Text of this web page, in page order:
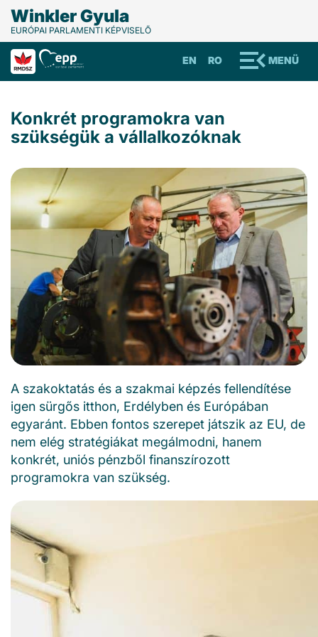
Winkler Gyula
EURÓPAI PARLAMENTI KÉPVISELŐ
MENÜ
RO
EN
Konkrét programokra van
szükségük a vállalkozóknak
A szakoktatás és a szakmai képzés fellendítése
igen sürgős itthon, Erdélyben és Európában
egyaránt. Ebben fontos szerepet játszik az EU, de
nem elég stratégiákat megálmodni, hanem
konkrét, uniós pénzből finanszírozott
programokra van szükség.